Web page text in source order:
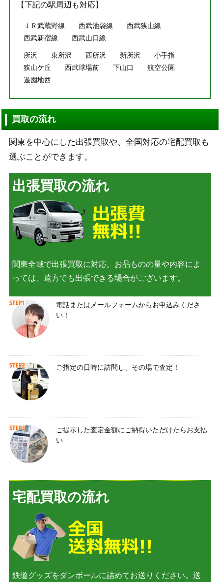
【下記の駅周辺も対応】
ＪＲ武蔵野線 西武池袋線
西武狭山線
西武新宿線
西武山口線
所沢 東所沢 西所沢 新所沢
小手指
狭山ケ丘
西武球場前 下山口
航空公園
遊園地西
買取の流れ
関東を中心にした出張買取や、全国対応の宅配買取も
選ぶことができます。
出張買取の流れ
関東全域で出張買取に対応。お品ものの量や内容によ
っては、遠方でも出張できる場合がございます。
電話またはメールフォームからお申込みくださ
い！
ご指定の日時に訪問し、その場で査定！
ご提示した査定金額にご納得いただけたらお支払
い
宅配買取の流れ
鉄道グッズをダンボールに詰めてお送りください。送